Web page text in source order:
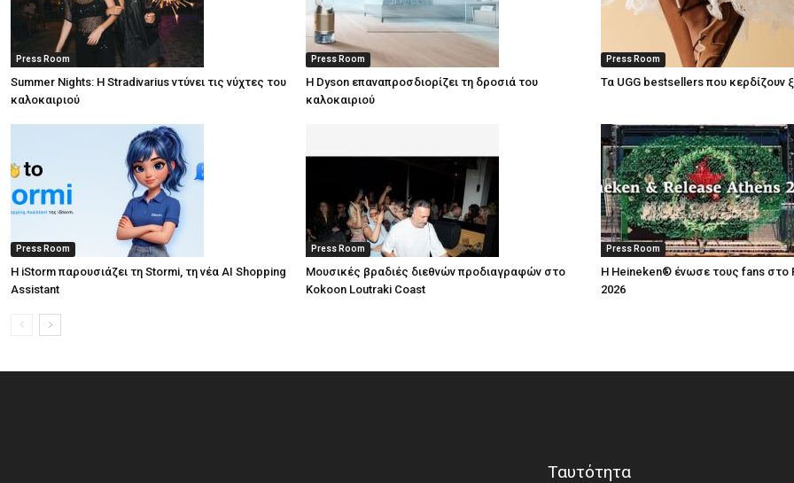
Press Room
Summer Nights: Η Stradivarius ντύνει τις νύχτες του
καλοκαιριού
Press Room
Η Dyson επαναπροσδιορίζει τη δροσιά του
καλοκαιριού
Press Room
Τα UGG bestsellers που κερδίζουν
Press Room
Η iStorm παρουσιάζει τη Stormi, τη νέα AI Shopping
Assistant
Press Room
Μουσικές βραδιές διεθνών προδιαγραφών στο
Kokoon Loutraki Coast
Press Room
Η Heineken® ένωσε τους fans στο
2026
Ταυτότητα